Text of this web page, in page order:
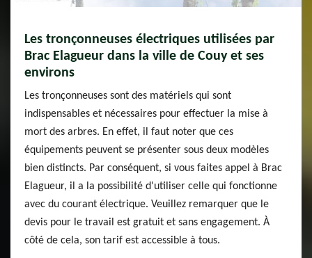
Les tronçonneuses électriques utilisées par
Brac Elagueur dans la ville de Couy et ses
environs
Les tronçonneuses sont des matériels qui sont
indispensables et nécessaires pour effectuer la mise à
mort des arbres. En effet, il faut noter que ces
équipements peuvent se présenter sous deux modèles
bien distincts. Par conséquent, si vous faites appel à Brac
Elagueur, il a la possibilité d'utiliser celle qui fonctionne
avec du courant électrique. Veuillez remarquer que le
devis pour le travail est gratuit et sans engagement. À
côté de cela, son tarif est accessible à tous.